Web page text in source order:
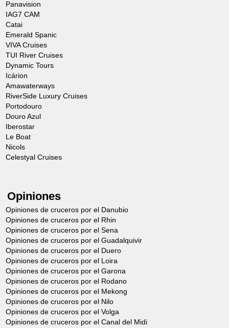
Panavision
IAG7 CAM
Catai
Emerald Spanic
VIVA Cruises
TUI River Cruises
Dynamic Tours
Icárion
Amawaterways
RiverSide Luxury Cruises
Portodouro
Douro Azul
Iberostar
Le Boat
Nicols
Celestyal Cruises
Opiniones
Opiniones de cruceros por el Danubio
Opiniones de cruceros por el Rhin
Opiniones de cruceros por el Sena
Opiniones de cruceros por el Guadalquivir
Opiniones de cruceros por el Duero
Opiniones de cruceros por el Loira
Opiniones de cruceros por el Garona
Opiniones de cruceros por el Rodano
Opiniones de cruceros por el Mekong
Opiniones de cruceros por el Nilo
Opiniones de cruceros por el Volga
Opiniones de cruceros por el Canal del Midi